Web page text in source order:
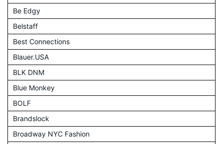
Be Edgy
Belstaff
Best Connections
Blauer.USA
BLK DNM
Blue Monkey
BOLF
Brandslock
Broadway NYC Fashion